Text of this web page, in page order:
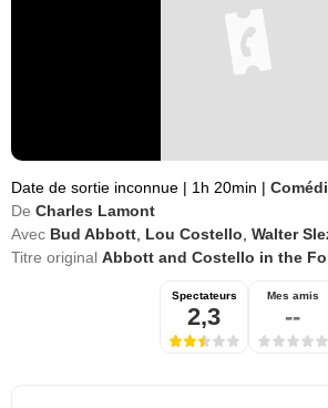
Date de sortie inconnue | 1h 20min |
De Charles Lamont
Avec Bud Abbott Lou Costello Walter
Titre original Abbott and Costello in the
Spectateurs
2,3
Mes amis
--